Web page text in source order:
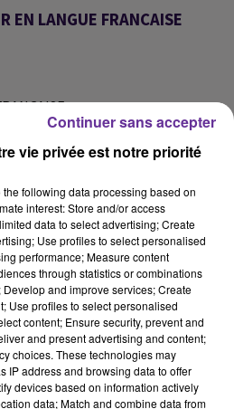
EN LANGUE FRANCAISE
en Tunisie. Une
septembre dernier. L’ex
le président d’Ettakatol
cette situation et ses
sont mortes dans le naufrage
à l’exil au large de l’île de
d'autres sont portées
vie privée est notre priorité
the following data processing based on
interest: Store and/or access
data to select advertising; Create
Use profiles to select personalised
performance; Measure content
through statistics or combinations
and improve services; Create
Use profiles to select personalised
content; Ensure security, prevent and
and present advertising and content;
choices. These technologies may
IP address and browsing data to offer
devices based on information actively
data; Match and combine data from
Continuer sans accepter